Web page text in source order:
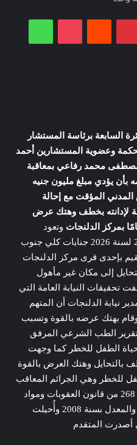
‫Pocket واتساب
السابعة برئاسة المستشار
وعضوية المستشارين أحمد
محمد رفاعي بمعاقبة
بأن يؤدي مبلغ مليون جنيه
المؤقت مع إحالة
لإدانته بخطف وهتك عرض
وتعود
تفاصيل القضية المقيدة برقم 287 لسنة 2026 جنايات كلي جنوب
بإحدى قرى مركز الدلنجات
إلى مكان غير مأهول
تحقيقات النيابة العامة التي
نيابة الدلنجات أن المتهم
بهتك عرضه بالقوة وتسبب
الطب الشرعي المرفق
الطفل للخطر كما وجهت
بالتحايل وهتك العرض بالقوة
للخطر وهي الجرائم المعاقب
عليها بموجب المادة 290 والمادة 268 من قانون العقوبات ومواد
قانون الطفل رقم 12 لسنة 1996 والمعدل بسنة 2008 وأُحيلت
أصدرت المتقدم